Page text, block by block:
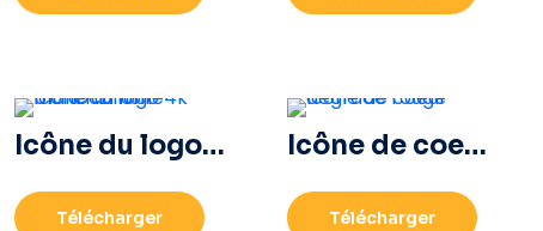
Icône du logo 4k Ultra HD noir monochrome
Télécharger
Icône de coeur dégradé rouge
Télécharger